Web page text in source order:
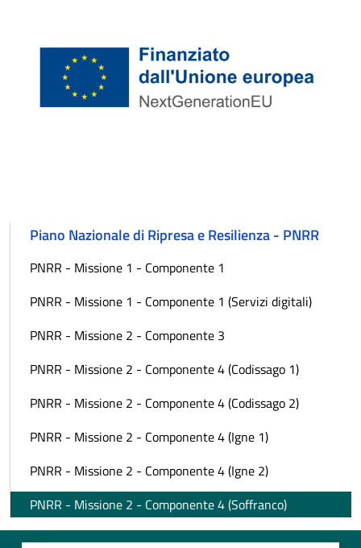
Piano Nazionale di Ripresa e Resilienza - PNRR
PNRR - Missione 1 - Componente 1
PNRR - Missione 1 - Componente 1 (Servizi digitali)
PNRR - Missione 2 - Componente 3
PNRR - Missione 2 - Componente 4 (Codissago 1)
PNRR - Missione 2 - Componente 4 (Codissago 2)
PNRR - Missione 2 - Componente 4 (Igne 1)
PNRR - Missione 2 - Componente 4 (Igne 2)
PNRR - Missione 2 - Componente 4 (Soffranco)